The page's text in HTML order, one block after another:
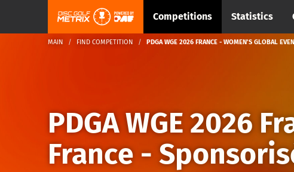
Competitions Statistics
MAIN FIND COMPETITION PDGA WGE 2026 FRANCE - WOMEN'S GLOBAL
PDGA WGE 2026
France -